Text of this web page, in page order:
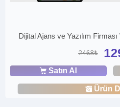
Dijital Ajans ve Yazılım
2468₺
Satın Al
Ürün